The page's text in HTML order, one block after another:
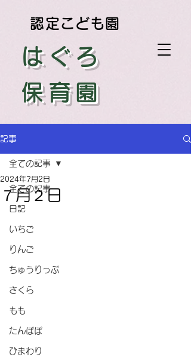
はぐろ
保育園
認定こども園
記事
全ての記事
日記
いちご
りんご
ちゅうりっぷ
さくら
もも
たんぽぽ
ひまわり
全ての記事
７月２日
2024年7月2日